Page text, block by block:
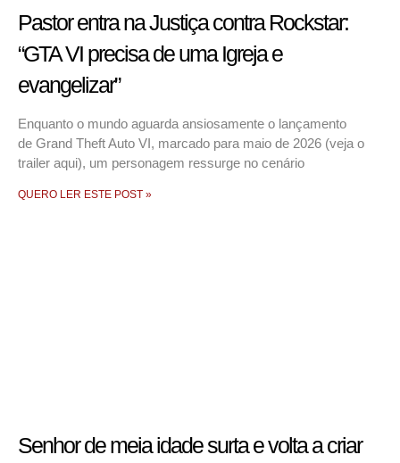
Pastor entra na Justiça contra Rockstar:
“GTA VI precisa de uma Igreja e
evangelizar”
Enquanto o mundo aguarda ansiosamente o lançamento
de Grand Theft Auto VI, marcado para maio de 2026 (veja o
trailer aqui), um personagem ressurge no cenário
QUERO LER ESTE POST »
Senhor de meia idade surta e volta a criar